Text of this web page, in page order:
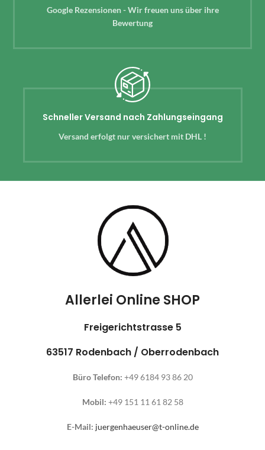
Google Rezensionen - Wir freuen uns über ihre
Bewertung
Schneller Versand nach Zahlungseingang
Versand erfolgt nur versichert mit DHL !
Allerlei Online SHOP
Freigerichtstrasse 5
63517 Rodenbach / Oberrodenbach
Büro Telefon: +49 6184 93 86 20
Mobil: +49 151 11 61 82 58
E-Mail: juergenhaeuser@t-online.de